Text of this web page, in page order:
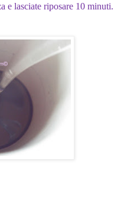
e lasciate riposare 10 minuti.